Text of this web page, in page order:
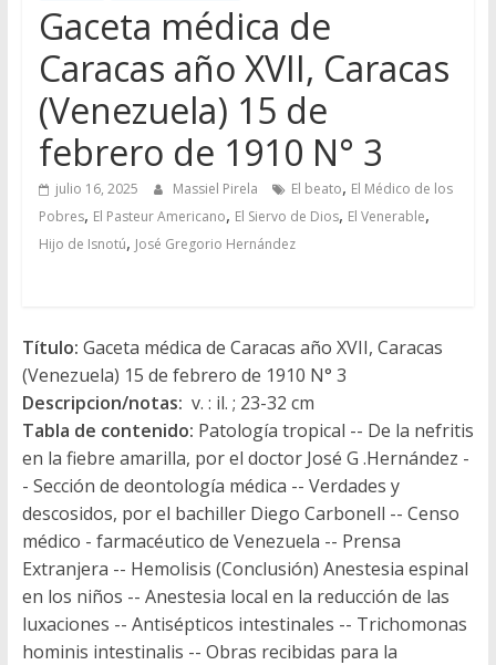
Gaceta médica de
Caracas año XVII, Caracas
(Venezuela) 15 de
febrero de 1910 N° 3
julio 16, 2025 Massiel Pirela El beato, El Médico de los
Pobres, El Pasteur Americano, El Siervo de Dios, El Venerable,
Hijo de Isnotú, José Gregorio Hernández
Título: Gaceta médica de Caracas año XVII, Caracas
(Venezuela) 15 de febrero de 1910 N° 3
Descripcion/notas: v. : il. ; 23-32 cm
Tabla de contenido: Patología tropical -- De la nefritis
en la fiebre amarilla, por el doctor José G .Hernández -
- Sección de deontología médica -- Ver­dades y
descosidos, por el bachiller Diego Carbonell -- Censo
médico - farmacéutico de Venezuela -- Prensa
Extranjera -- Hemolisis (Conclu­sión) Anestesia espinal
en los niños -- Anestesia local en la reducción de las
luxaciones -- Antisépticos intestinales -- Trichomonas
hominis intestinalis -- Obras recibidas para la